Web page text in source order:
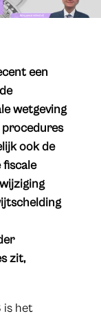
een
wetgeving
procedures
ook de
fiscale
zit,
is het